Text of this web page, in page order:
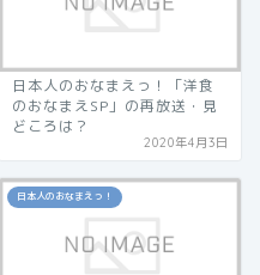
日本人のおなまえっ！「洋食
のおなまえSP」の再放送・見
どころは？
2020年4月3日
日本人のおなまえっ！